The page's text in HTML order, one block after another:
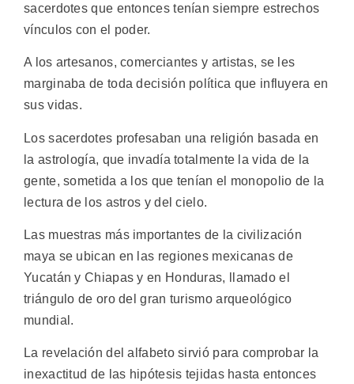
sacerdotes que entonces tenían siempre estrechos
vínculos con el poder.
A los artesanos, comerciantes y artistas, se les
marginaba de toda decisión política que influyera en
sus vidas.
Los sacerdotes profesaban una religión basada en
la astrología, que invadía totalmente la vida de la
gente, sometida a los que tenían el monopolio de la
lectura de los astros y del cielo.
Las muestras más importantes de la civilización
maya se ubican en las regiones mexicanas de
Yucatán y Chiapas y en Honduras, llamado el
triángulo de oro del gran turismo arqueológico
mundial.
La revelación del alfabeto sirvió para comprobar la
inexactitud de las hipótesis tejidas hasta entonces